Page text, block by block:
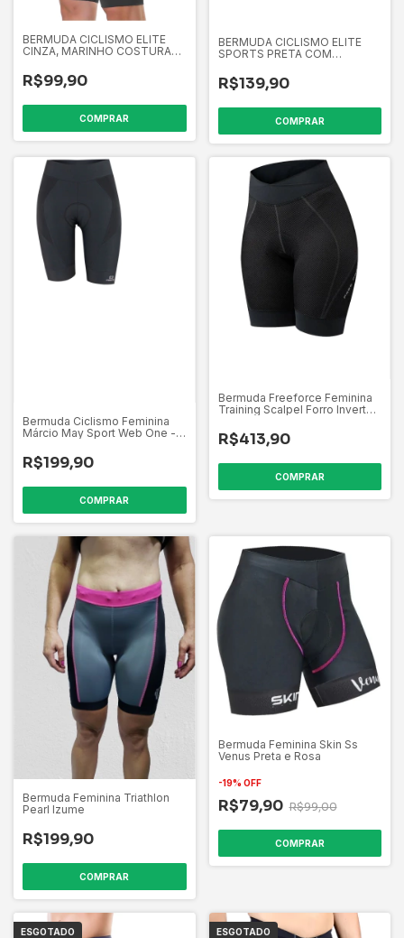
BERMUDA CICLISMO ELITE
CINZA, MARINHO COSTURA
R$99,90
COMPRAR
BERMUDA CICLISMO ELITE
SPORTS PRETA COM
R$139,90
COMPRAR
Bermuda Ciclismo Feminina
Márcio May Sport Web One -
R$199,90
COMPRAR
Bermuda Freeforce Feminina
Training Scalpel Forro Invert
R$413,90
COMPRAR
Bermuda Feminina Triathlon
Pearl Izume
R$199,90
COMPRAR
Bermuda Feminina Skin Ss
Venus Preta e Rosa
-19% OFF
R$79,90 R$99,00
COMPRAR
ESGOTADO
ESGOTADO